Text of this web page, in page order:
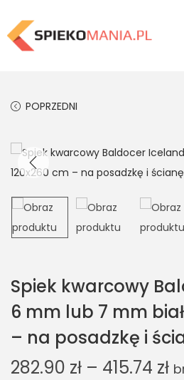
POPRZEDNI
Spiek kwarcowy
6 mm lub 7 mm
– na posadzkę i
282.90 zł – 415.74 zł